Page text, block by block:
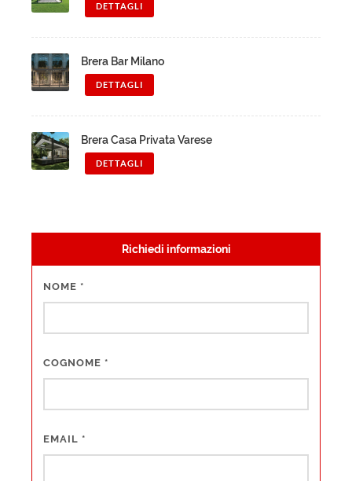
DETTAGLI
Brera Bar Milano
DETTAGLI
Brera Casa Privata Varese
DETTAGLI
Richiedi informazioni
NOME *
COGNOME *
EMAIL *